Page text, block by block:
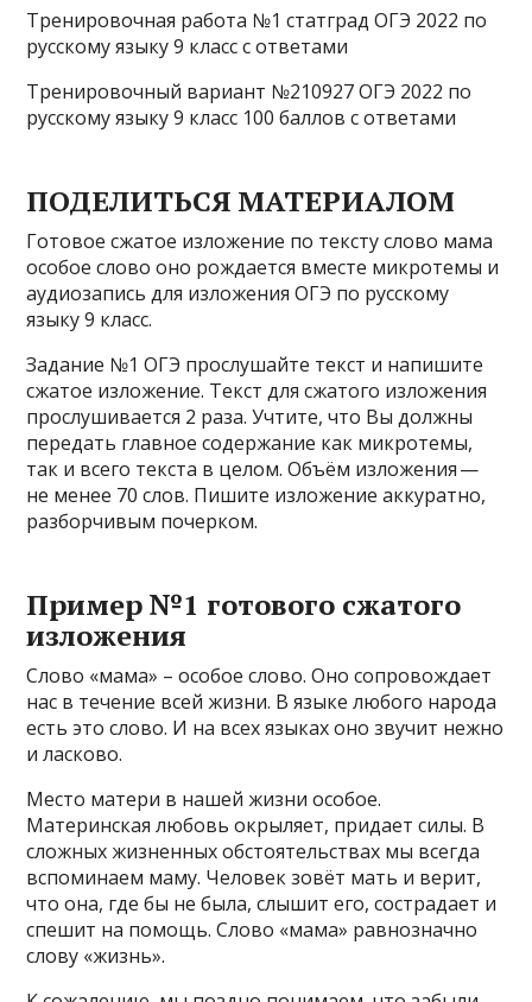
Тренировочная работа №1 статград ОГЭ 2022 по
русскому языку 9 класс с ответами
Тренировочный вариант №210927 ОГЭ 2022 по
русскому языку 9 класс 100 баллов с ответами
ПОДЕЛИТЬСЯ МАТЕРИАЛОМ
Готовое сжатое изложение по тексту слово мама
особое слово оно рождается вместе микротемы и
аудиозапись для изложения ОГЭ по русскому
языку 9 класс.
Задание №1 ОГЭ прослушайте текст и напишите
сжатое изложение. Текст для сжатого изложения
прослушивается 2 раза. Учтите, что Вы должны
передать главное содержание как микротемы,
так и всего текста в целом. Объём изложения —
не менее 70 слов. Пишите изложение аккуратно,
разборчивым почерком.
Пример №1 готового сжатого
изложения
Слово «мама» – особое слово. Оно сопровождает
нас в течение всей жизни. В языке любого народа
есть это слово. И на всех языках оно звучит нежно
и ласково.
Место матери в нашей жизни особое.
Материнская любовь окрыляет, придает силы. В
сложных жизненных обстоятельствах мы всегда
вспоминаем маму. Человек зовёт мать и верит,
что она, где бы не была, слышит его, сострадает и
спешит на помощь. Слово «мама» равнозначно
слову «жизнь».